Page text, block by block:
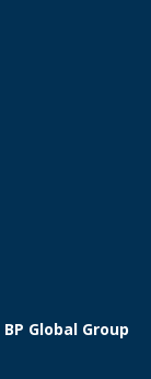
BP Global Group